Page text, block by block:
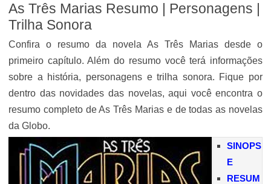
As Três Marias Resumo | Personagens |
Trilha Sonora
Confira o resumo da novela As Três Marias desde o
primeiro capítulo. Além do resumo você terá informações
sobre a história, personagens e trilha sonora. Fique por
dentro das novidades das novelas, aqui você encontra o
resumo completo de As Três Marias e de todas as novelas
da Globo.
SINOPS
E
RESUM